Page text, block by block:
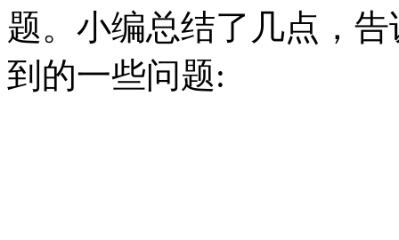
题。小编总结了几点，
到的一些问题: